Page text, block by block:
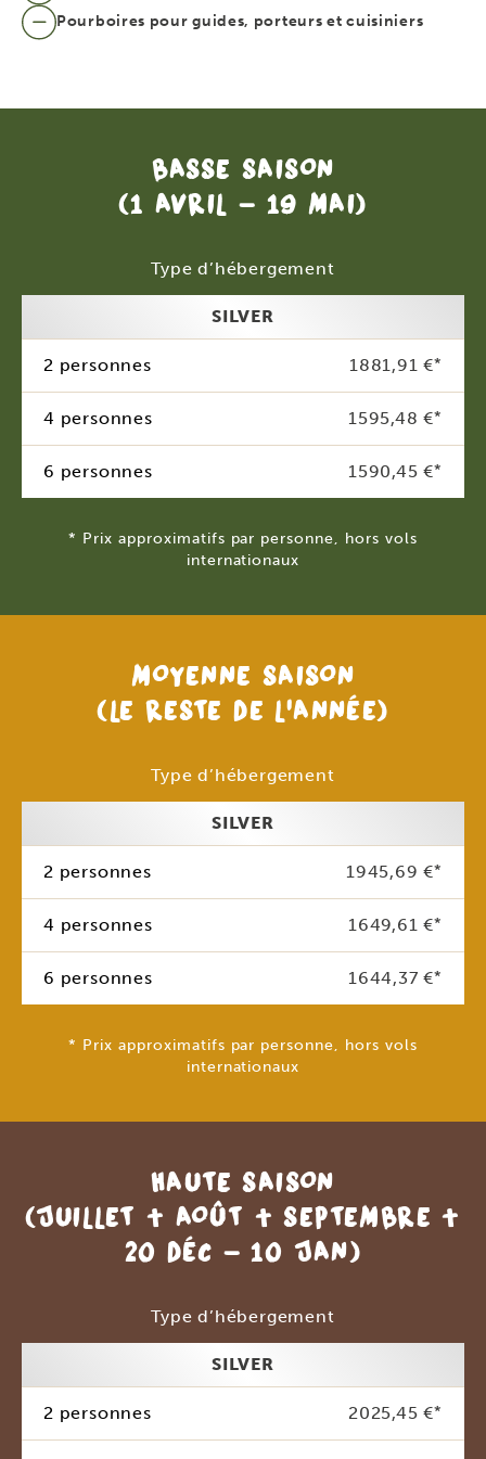
Pourboires pour guides, porteurs et cuisiniers
BASSE SAISON
(1 AVRIL - 19 MAI)
Type d’hébergement
SILVER
2 personnes 1881,91 €*
4 personnes 1595,48 €*
6 personnes 1590,45 €*
* Prix approximatifs par personne, hors vols
internationaux
MOYENNE SAISON
(LE RESTE DE L’ANNÉE)
Type d’hébergement
SILVER
2 personnes 1945,69 €*
4 personnes 1649,61 €*
6 personnes 1644,37 €*
* Prix approximatifs par personne, hors vols
internationaux
HAUTE SAISON
(JUILLET + AOÛT + SEPTEMBRE +
20 DÉC – 10 JAN)
Type d’hébergement
SILVER
2 personnes 2025,45 €*